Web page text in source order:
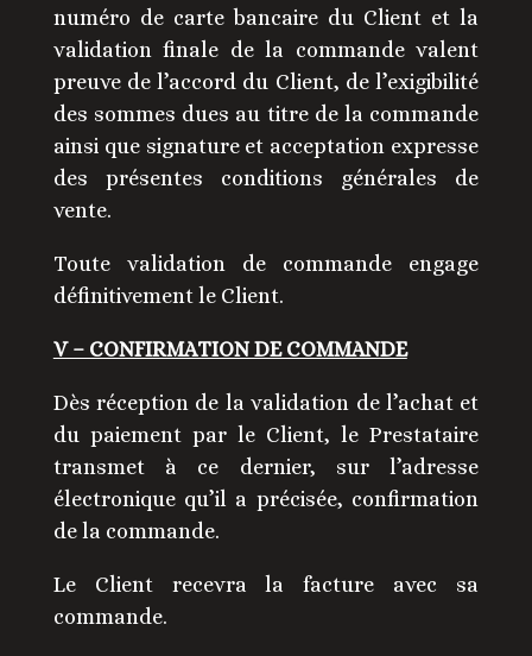
numéro de carte bancaire du Client et la
validation finale de la commande valent
preuve de l’accord du Client, de l’exigibilité
des sommes dues au titre de la commande
ainsi que signature et acceptation expresse
des présentes conditions générales de
vente.
Toute validation de commande engage
définitivement le Client.
V – CONFIRMATION DE COMMANDE
Dès réception de la validation de l’achat et
du paiement par le Client, le Prestataire
transmet à ce dernier, sur l’adresse
électronique qu’il a précisée, confirmation
de la commande.
Le Client recevra la facture avec sa
commande.